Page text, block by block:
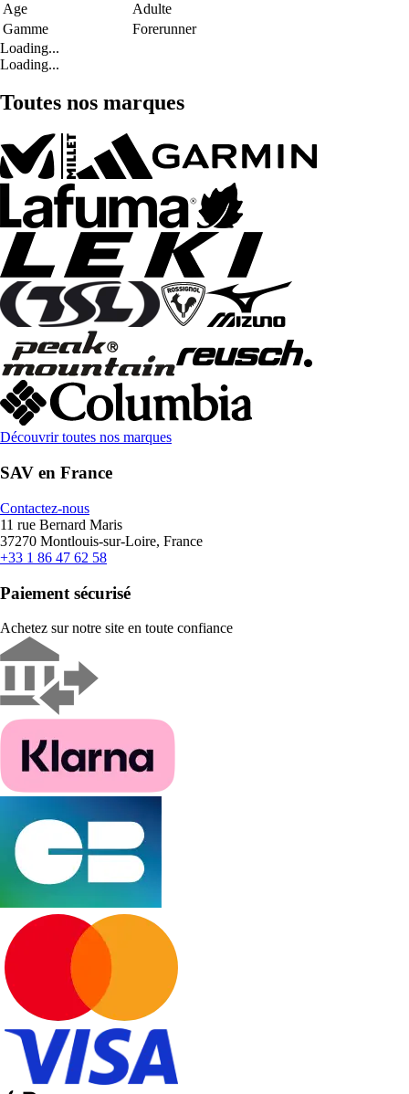
Age
Adulte
Gamme
Forerunner
Loading...
Loading...
Toutes nos marques
Découvrir toutes nos marques
SAV en France
Contactez-nous
11 rue Bernard Maris
37270 Montlouis-sur-Loire, France
+33 1 86 47 62 58
Paiement sécurisé
Achetez sur notre site en toute confiance